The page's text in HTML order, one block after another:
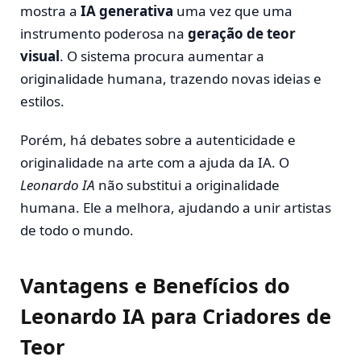
mostra a IA generativa uma vez que uma
instrumento poderosa na geração de teor
visual. O sistema procura aumentar a
originalidade humana, trazendo novas ideias e
estilos.
Porém, há debates sobre a autenticidade e
originalidade na arte com a ajuda da IA. O
Leonardo IA não substitui a originalidade
humana. Ele a melhora, ajudando a unir artistas
de todo o mundo.
Vantagens e Benefícios do
Leonardo IA para Criadores de
Teor